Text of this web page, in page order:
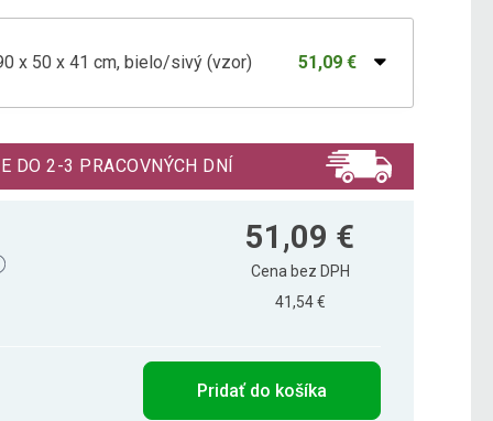
x 50 x 41 cm, bielo/sivý (vzor) 51,09 €
x 50 x 41 cm, bielo/tmavo sivý 51,09 €
DO 2-3 PRACOVNÝCH DNÍ
51,09 €
Cena bez DPH
41,54 €
Pridať do košíka